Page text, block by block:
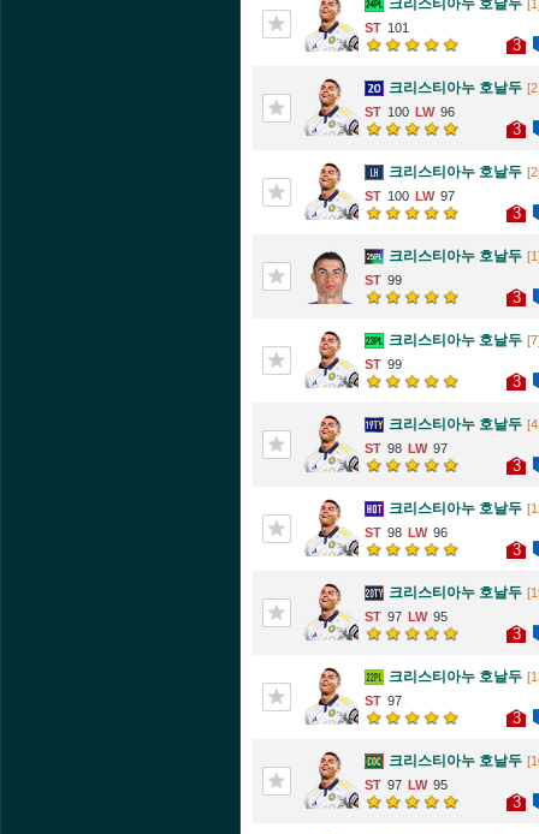
101
3
크리스티아누 호날두
100
96
3
크리스티아누 호날두
100
97
3
크리스티아누 호날두
99
3
크리스티아누 호날두
99
3
크리스티아누 호날두
98
97
3
크리스티아누 호날두
98
96
3
크리스티아누 호날두
97
95
3
크리스티아누 호날두
97
3
크리스티아누 호날두
97
95
3